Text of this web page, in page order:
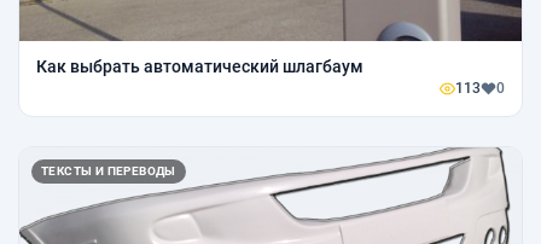
Как выбрать автоматический шлагбаум
113 0
ТЕКСТЫ И ПЕРЕВОДЫ